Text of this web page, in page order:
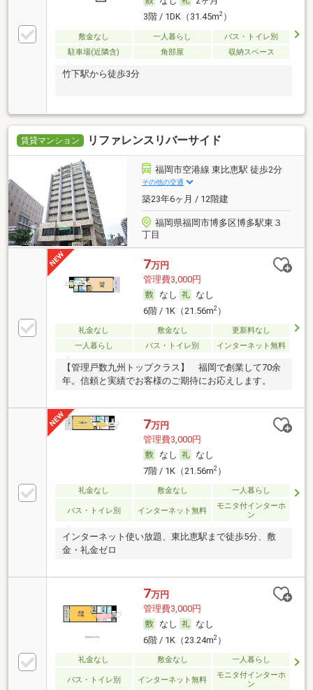
3階 / 1DK（31.45m2）
敷金なし 一人暮らし
バス・トイレ別
駐車場(近隣含)
角部屋 収納スペース
竹下駅から徒歩3分
賃貸マンション リファレンスリバーサイド
福岡市空港線 東比恵駅 徒歩2分
その他の交通
築23年6ヶ月 / 12階建
福岡県福岡市博多区博多駅東３
丁目
7万円
管理費3,000円
なし
なし
6階 / 1K（21.56m2）
礼金なし 敷金なし
更新料なし
一人暮らし
バス・トイレ別 インターネット無料
【管理戸数九州トップクラス】 福岡で創業して70余
年。信頼と実績でお客様のご期待にお応えします。
7万円
管理費3,000円
なし
なし
7階 / 1K（21.56m2）
礼金なし 敷金なし 一人暮らし
バス・トイレ別 インターネット無料
モニタ付インターホ
ン
インターネット使い放題、東比恵駅まで徒歩5分、敷
金・礼金ゼロ
7万円
管理費3,000円
なし
なし
6階 / 1K（23.24m2）
礼金なし 敷金なし 一人暮らし
バス・トイレ別 インターネット無料
モニタ付インターホ
ン